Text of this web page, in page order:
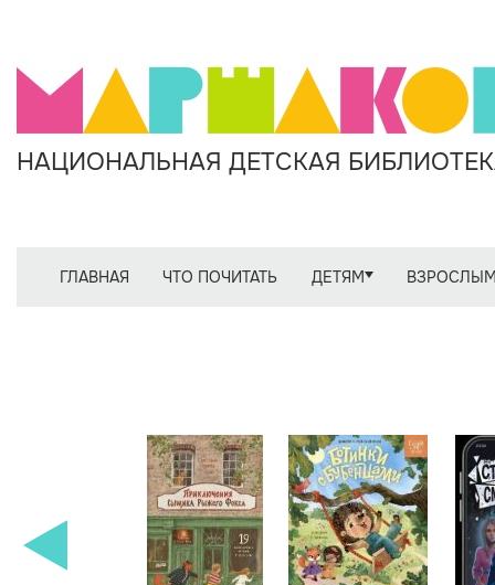
НАЦИОНАЛЬНАЯ ДЕТСКАЯ
ГЛАВНАЯ ЧТО ПОЧИТАТЬ ДЕТЯМ